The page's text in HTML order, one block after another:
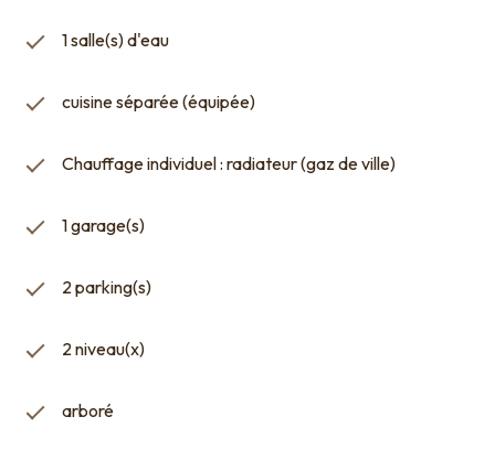
1 salle(s) d'eau
cuisine séparée (équipée)
Chauffage individuel : radiateur (gaz de ville)
1 garage(s)
2 parking(s)
2 niveau(x)
arboré